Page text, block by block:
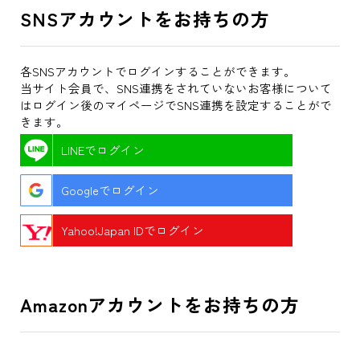
SNSアカウントをお持ちの方
各SNSアカウントでログインすることができます。
当サイト会員で、SNS連携をされていないお客様について
はログイン後のマイページでSNS連携を設定することがで
きます。
LINEでログイン
Googleでログイン
Yahoo!Japan IDでログイン
Amazonアカウントをお持ちの方